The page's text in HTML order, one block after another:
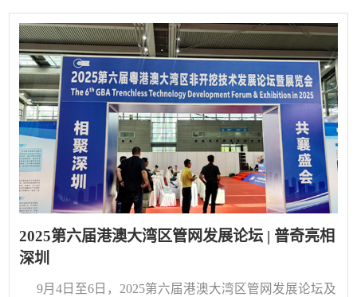
2025第六届港澳大湾区管网发展论坛 | 普奇亮相
深圳
9月4日至6日，2025第六届港澳大湾区管网发展论坛及